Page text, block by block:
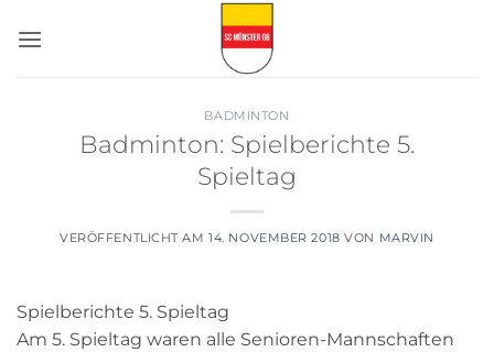
Inhalt
BADMINTON
Badminton: Spielberichte 5.
Spieltag
VERÖFFENTLICHT AM14. NOVEMBER 2018 VON MARVIN
Spielberichte 5. Spieltag
Am 5. Spieltag waren alle Senioren-Mannschaften